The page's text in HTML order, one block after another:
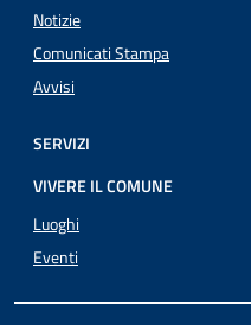
Notizie
Comunicati Stampa
Avvisi
SERVIZI
VIVERE IL COMUNE
Luoghi
Eventi